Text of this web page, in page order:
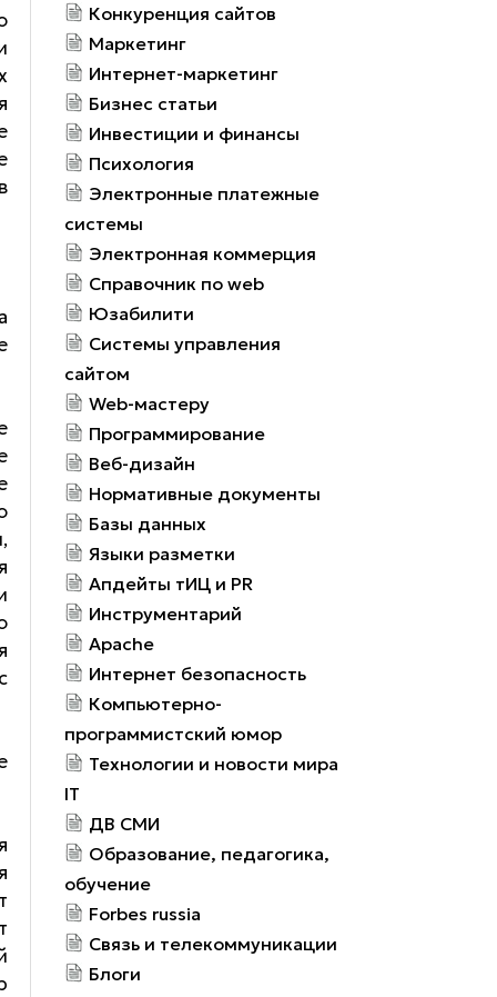
Конкуренция сайтов
Маркетинг
Интернет-маркетинг
Бизнес статьи
Инвестиции и финансы
Психология
Электронные платежные
системы
Электронная коммерция
Справочник по web
Юзабилити
Системы управления
сайтом
Web-мастеру
Программирование
Веб-дизайн
Нормативные документы
Базы данных
Языки разметки
Апдейты тИЦ и PR
Инструментарий
Apache
Интернет безопасность
Компьютерно-
программистский юмор
Технологии и новости мира
IT
ДВ СМИ
Образование, педагогика,
обучение
Forbes russia
Связь и телекоммуникации
Блоги